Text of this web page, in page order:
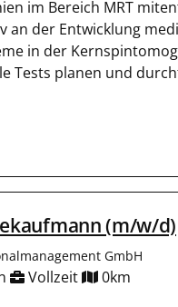
im Bereich MRT
an der Entwicklung
in der
Tests planen und
(m/w/d)
GmbH
Vollzeit 0km